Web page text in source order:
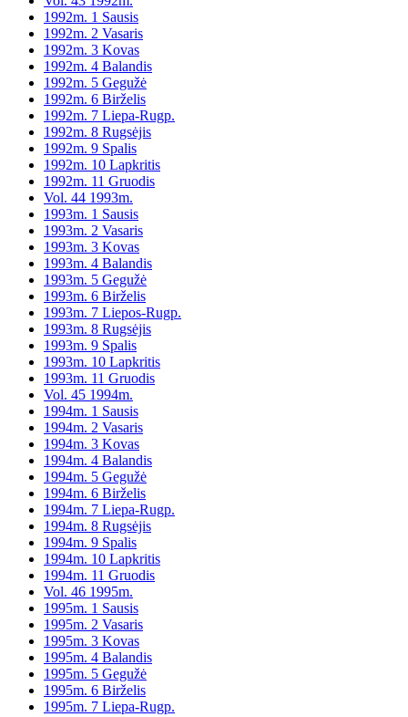
1992m. 1 Sausis
1992m. 2 Vasaris
1992m. 3 Kovas
1992m. 4 Balandis
1992m. 5 Gegužė
1992m. 6 Birželis
1992m. 7 Liepa-Rugp.
1992m. 8 Rugsėjis
1992m. 9 Spalis
1992m. 10 Lapkritis
1992m. 11 Gruodis
Vol. 44 1993m.
1993m. 1 Sausis
1993m. 2 Vasaris
1993m. 3 Kovas
1993m. 4 Balandis
1993m. 5 Gegužė
1993m. 6 Birželis
1993m. 7 Liepos-Rugp.
1993m. 8 Rugsėjis
1993m. 9 Spalis
1993m. 10 Lapkritis
1993m. 11 Gruodis
Vol. 45 1994m.
1994m. 1 Sausis
1994m. 2 Vasaris
1994m. 3 Kovas
1994m. 4 Balandis
1994m. 5 Gegužė
1994m. 6 Birželis
1994m. 7 Liepa-Rugp.
1994m. 8 Rugsėjis
1994m. 9 Spalis
1994m. 10 Lapkritis
1994m. 11 Gruodis
Vol. 46 1995m.
1995m. 1 Sausis
1995m. 2 Vasaris
1995m. 3 Kovas
1995m. 4 Balandis
1995m. 5 Gegužė
1995m. 6 Birželis
1995m. 7 Liepa-Rugp.